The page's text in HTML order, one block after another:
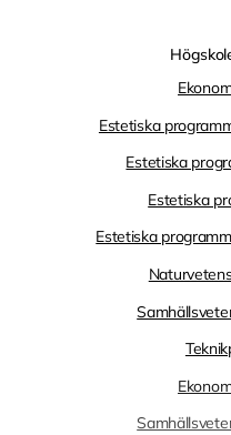
Estetiska
Estetiska
Estetiska
Estetiska